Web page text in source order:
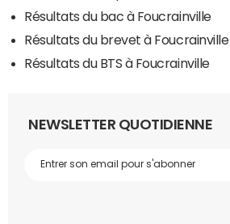
Résultats du bac à Foucrainville
Résultats du brevet à Foucrainville
Résultats du BTS à Foucrainville
NEWSLETTER QUOTIDIENNE